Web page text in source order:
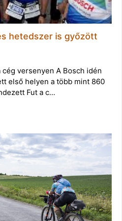
hetedszer is győzött
versenyen A Bosch idén
első helyen a több mint 860
Fut a c…